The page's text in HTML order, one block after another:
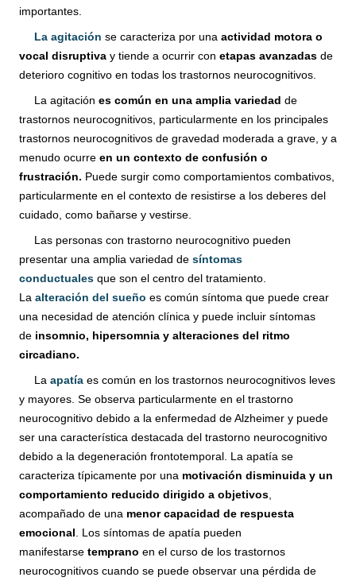
importantes.
La agitación se caracteriza por una actividad motora o
vocal disruptiva y tiende a ocurrir con etapas avanzadas de
deterioro cognitivo en todas los trastornos neurocognitivos.
La agitación es común en una amplia variedad de
trastornos neurocognitivos, particularmente en los principales
trastornos neurocognitivos de gravedad moderada a grave, y a
menudo ocurre en un contexto de confusión o
frustración. Puede surgir como comportamientos combativos,
particularmente en el contexto de resistirse a los deberes del
cuidado, como bañarse y vestirse.
Las personas con trastorno neurocognitivo pueden
presentar una amplia variedad de síntomas
conductuales que son el centro del tratamiento.
La alteración del sueño es común síntoma que puede crear
una necesidad de atención clínica y puede incluir síntomas
de insomnio, hipersomnia y alteraciones del ritmo
circadiano.
La apatíaes común en los trastornos neurocognitivos leves
y mayores. Se observa particularmente en el trastorno
neurocognitivo debido a la enfermedad de Alzheimer y puede
ser una característica destacada del trastorno neurocognitivo
debido a la degeneración frontotemporal. La apatía se
caracteriza típicamente por una motivación disminuida y un
comportamiento reducido dirigido a objetivos,
acompañado de una menor capacidad de respuesta
emocional. Los síntomas de apatía pueden
manifestarse temprano en el curso de los trastornos
neurocognitivos cuando se puede observar una pérdida de